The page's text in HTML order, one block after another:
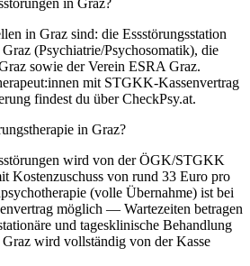
in Graz?
in Graz sind: die Essstörungsstation
(Psychiatrie/Psychosomatik), die
sowie der Verein ESRA Graz.
mit STGKK-Kassenvertrag
findest du über CheckPsy.at.
in Graz?
wird von der ÖGK/STGKK
Kostenzuschuss von rund 33 Euro pro
(volle Übernahme) ist bei
möglich — Wartezeiten betragen
und tagesklinische Behandlung
wird vollständig von der Kasse